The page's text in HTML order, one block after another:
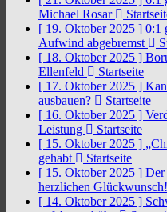
Michael Rosar
[ 19. Oktober 2025 ] 0:1
Aufwind abgebremst
[ 18. Oktober 2025 ]
Ellenfeld
Startseite
[ 17. Oktober 2025 ]
ausbauen?
Startseite
[ 16. Oktober 2025 ]
Leistung
Startseite
[ 15. Oktober 2025 ]
gehabt
Startseite
[ 15. Oktober 2025 ] Der
herzlichen Glückwunsch!
[ 14. Oktober 2025 ]